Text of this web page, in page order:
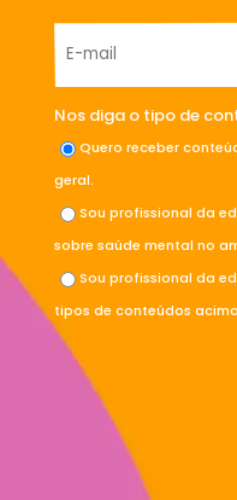
Nos diga o tipo de
Quero receber
geral.
Sou profissional da
sobre saúde mental no
Sou profissional da
tipos de conteúdos